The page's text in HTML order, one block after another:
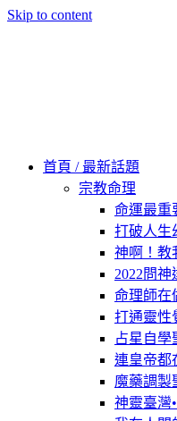
Skip to content
首頁 / 最新話題
宗教命理
命運最重
打破人生
神啊！教
2022問
命理師在
打通靈性
占星自學
連皇帝都
魔藥調製
神靈臺灣